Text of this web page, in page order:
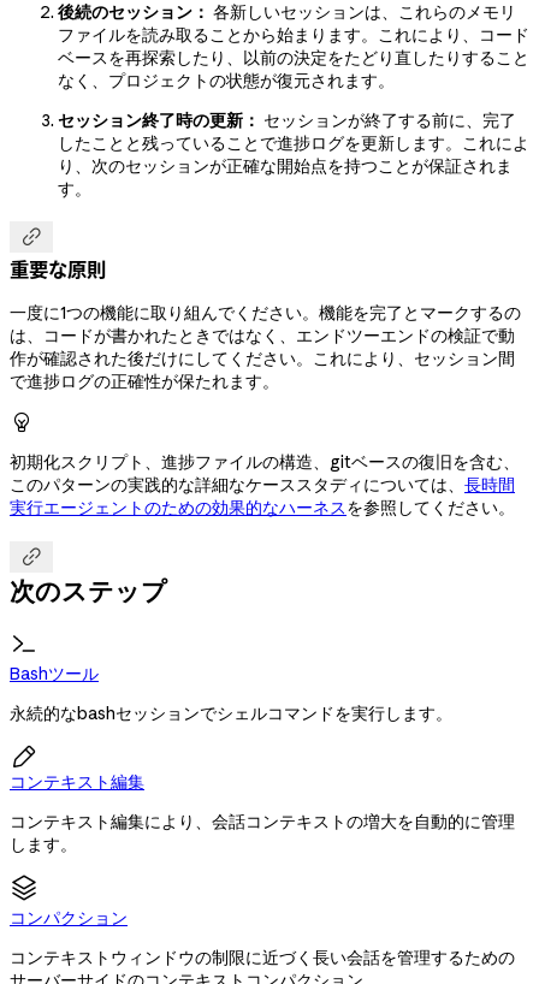
後続のセッション： 各新しいセッションは、これらのメモリ
ファイルを読み取ることから始まります。これにより、コード
ベースを再探索したり、以前の決定をたどり直したりすること
なく、プロジェクトの状態が復元されます。
セッション終了時の更新： セッションが終了する前に、完了
したことと残っていることで進捗ログを更新します。これによ
り、次のセッションが正確な開始点を持つことが保証されま
す。

重要な原則
一度に1つの機能に取り組んでください。機能を完了とマークするの
は、コードが書かれたときではなく、エンドツーエンドの検証で動
作が確認された後だけにしてください。これにより、セッション間
で進捗ログの正確性が保たれます。

初期化スクリプト、進捗ファイルの構造、gitベースの復旧を含む、
このパターンの実践的な詳細なケーススタディについては、 長時間
実行エージェントのための効果的なハーネスを参照してください。

次のステップ
Bashツール
永続的なbashセッションでシェルコマンドを実行します。

コンテキスト編集
コンテキスト編集により、会話コンテキストの増大を自動的に管理
します。
コンパクション
コンテキストウィンドウの制限に近づく長い会話を管理するための